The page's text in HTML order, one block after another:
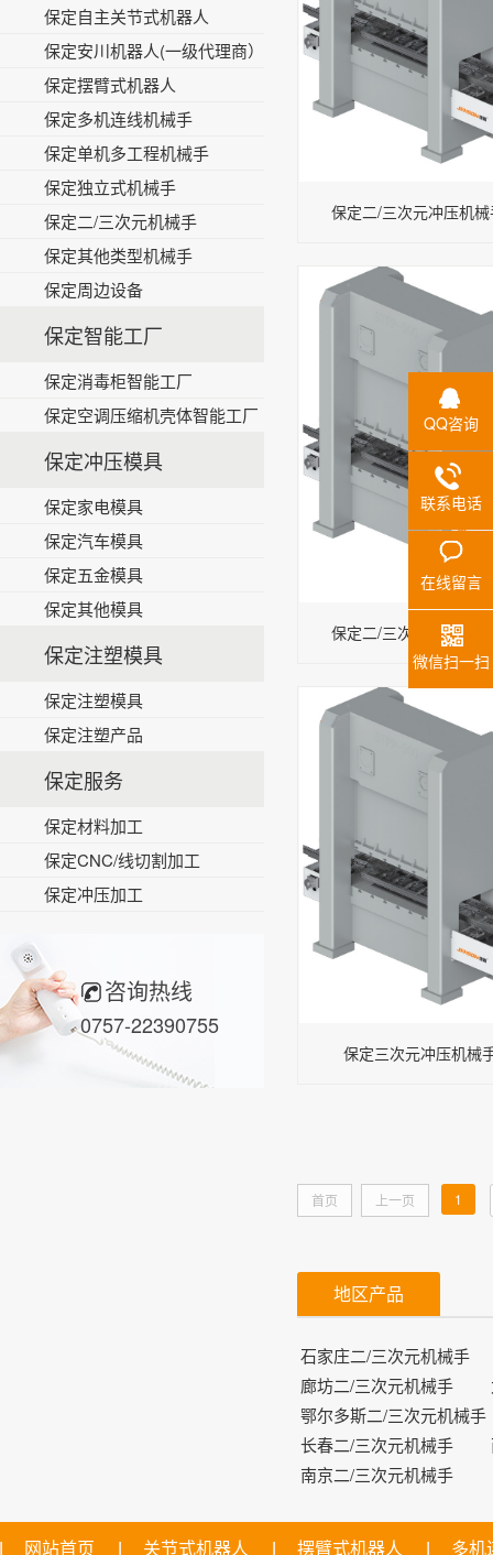
保定自主关节式机器人
保定安川机器人(一级代理商）
保定摆臂式机器人
保定多机连线机械手
保定单机多工程机械手
保定独立式机械手
保定二/三次元机械手
保定其他类型机械手
保定周边设备
保定智能工厂
保定消毒柜智能工厂
保定空调压缩机壳体智能工厂
保定冲压模具
保定家电模具
保定汽车模具
保定五金模具
保定其他模具
保定注塑模具
保定注塑模具
保定注塑产品
保定服务
保定材料加工
保定CNC/线切割加工
保定冲压加工
咨询热线
0757-22390755
保定二/三次元冲压机
保定二/三次元冲压机
保定三次元冲压机械
首页 上一页 1
地区产品
石家庄二/三次元机械手
廊坊二/三次元机械手
鄂尔多斯二/三次元机械手
长春二/三次元机械手
南京二/三次元机械手
网站首页 关节式机器人 摆臂式机器人 多机
QQ咨询
联系电话
在线留言
微信扫一扫